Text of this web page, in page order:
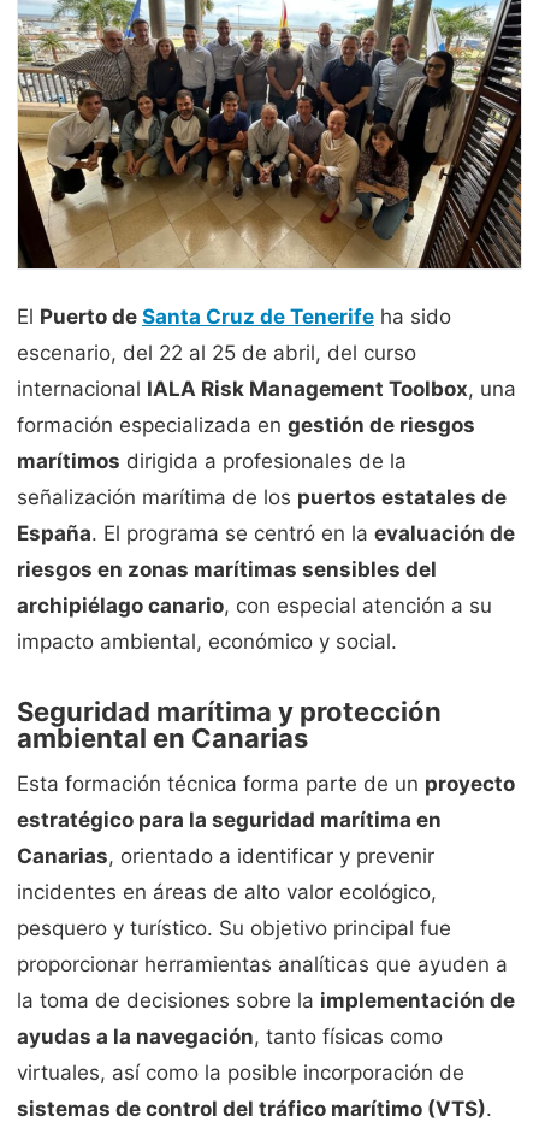
El Puerto de Santa Cruz de Tenerife ha sido
escenario, del 22 al 25 de abril, del curso
internacional IALA Risk Management Toolbox, una
formación especializada en gestión de riesgos
marítimos dirigida a profesionales de la
señalización marítima de los puertos estatales de
España. El programa se centró en la evaluación de
riesgos en zonas marítimas sensibles del
archipiélago canario, con especial atención a su
impacto ambiental, económico y social.
Seguridad marítima y protección
ambiental en Canarias
Esta formación técnica forma parte de un proyecto
estratégico para la seguridad marítima en
Canarias, orientado a identificar y prevenir
incidentes en áreas de alto valor ecológico,
pesquero y turístico. Su objetivo principal fue
proporcionar herramientas analíticas que ayuden a
la toma de decisiones sobre la implementación de
ayudas a la navegación, tanto físicas como
virtuales, así como la posible incorporación de
sistemas de control del tráfico marítimo (VTS).